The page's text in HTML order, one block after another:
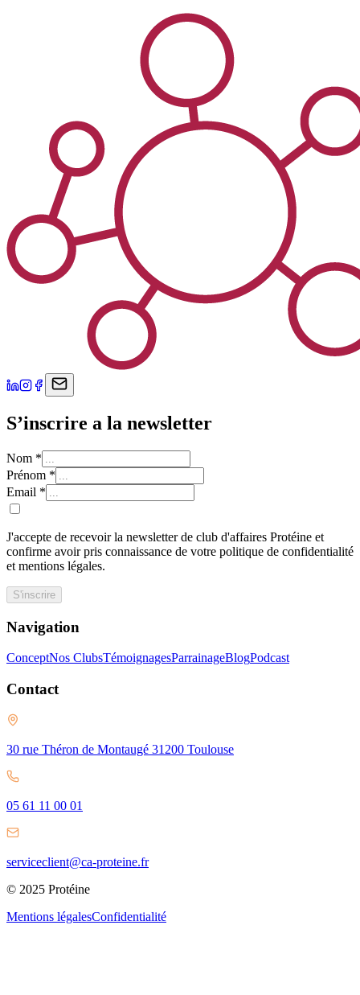
S’inscrire a la newsletter
Nom *
Prénom *
Email *
J'accepte de recevoir la newsletter de club d'affaires Protéine et
confirme avoir pris connaissance de votre politique de confidentialité
et mentions légales.
S'inscrire
Navigation
ConceptNos ClubsTémoignagesParrainageBlogPodcast
Contact
30 rue Théron de Montaugé 31200 Toulouse
05 61 11 00 01
serviceclient@ca-proteine.fr
© 2025 Protéine
Mentions légalesConfidentialité